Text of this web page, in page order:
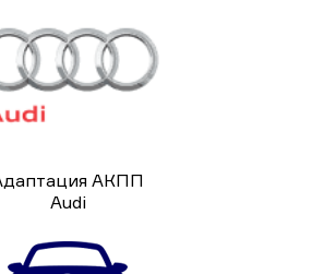
АКПП
Audi